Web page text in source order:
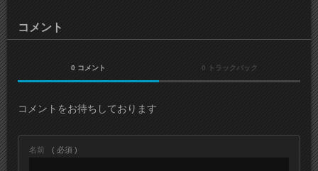
コメント
0 コメント 0 トラックバック
コメントをお待ちしております
名前 ( 必須 )